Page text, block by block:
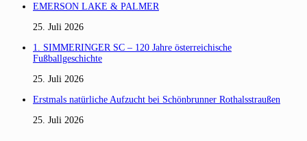
EMERSON LAKE & PALMER
25. Juli 2026
1. SIMMERINGER SC – 120 Jahre österreichische
Fußballgeschichte
25. Juli 2026
Erstmals natürliche Aufzucht bei Schönbrunner Rothalsstraußen
25. Juli 2026